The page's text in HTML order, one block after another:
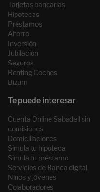
Tarjetas bancarias
Hipotecas
Préstamos
Ahorro
Inversión
Jubilación
Seguros
Renting Coches
Bizum
Cuenta Online Sabadell sin
comisiones
Domiciliaciones
Simula tu hipoteca
Simula tu préstamo
Servicios de Banca digital
Niños y jóvenes
Colaboradores